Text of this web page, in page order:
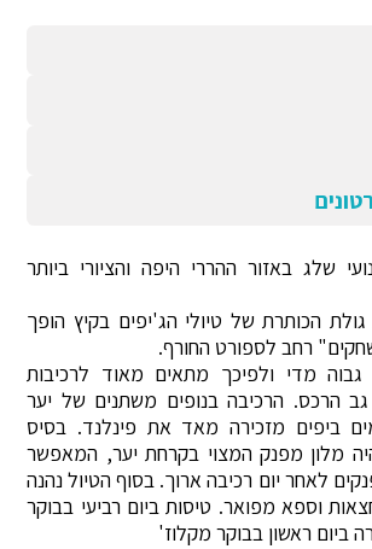
שלג באזור ההררי היפה והציורי ביותר
הכותרת של טיולי הג'יפים בקיץ הופך
רחב לספורט החורף.
גבוה מדי ולפיכך מתאים מאוד לרכיבות
הרכס. הרכיבה בנופים משתנים של יער
ביפים מזכירה מאד את פינלנד. בסיס
מלון מפנק המצוי בקרחת יער, המאפשר
לאחר יום רכיבה ארוך. בסוף הטיול נהנה
וספא מפואר. טיסות ביום רביעי בבוקר
ביום ראשון בבוקר מקלוז'